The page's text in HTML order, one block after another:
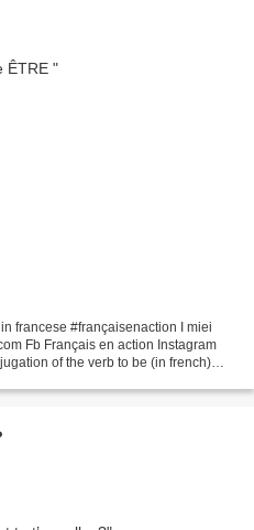
francese #françaisenaction I miei
Fb Français en action Instagram
of the verb to be (in french)